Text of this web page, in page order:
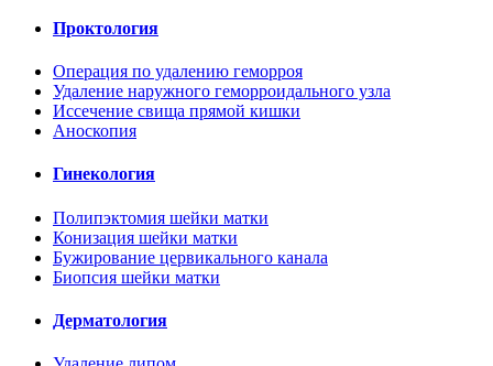
Проктология
Операция по удалению геморроя
Удаление наружного геморроидального узла
Иссечение свища прямой кишки
Аноскопия
Гинекология
Полипэктомия шейки матки
Конизация шейки матки
Бужирование цервикального канала
Биопсия шейки матки
Дерматология